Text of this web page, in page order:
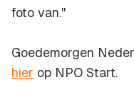
foto van."
Goedemorgen
hier op NPO Start.